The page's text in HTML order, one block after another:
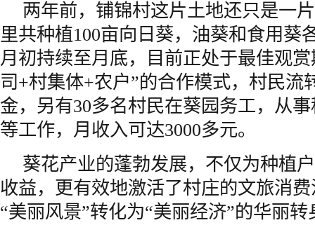
两年前，铺锦村这片土地还只是一
里共种植100亩向日葵，油葵和食用葵
月初持续至月底，目前正处于最佳观
司+村集体+农户”的合作模式，村民流
金，另有30多名村民在葵园务工，从
等工作，月收入可达3000多元。
葵花产业的蓬勃发展，不仅为种植
收益，更有效地激活了村庄的文旅消
“美丽风景”转化为“美丽经济”的华丽